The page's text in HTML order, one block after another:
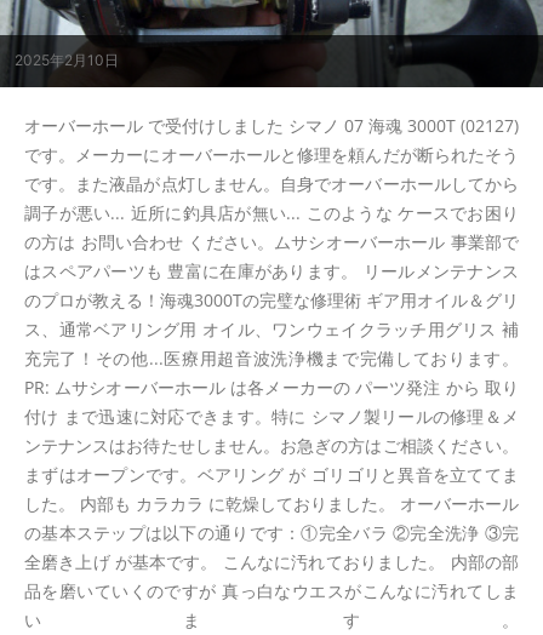
2025年2月10日
オーバーホール で受付けしました シマノ 07 海魂 3000T (02127)
です。メーカーにオーバーホールと修理を頼んだが断られたそう
です。また液晶が点灯しません。自身でオーバーホールしてから
調子が悪い... 近所に釣具店が無い... このような ケースでお困り
の方は お問い合わせ ください。ムサシオーバーホール 事業部で
はスペアパーツも 豊富に在庫があります。 リールメンテナンス
のプロが教える！海魂3000Tの完璧な修理術 ギア用オイル＆グリ
ス、通常ベアリング用 オイル、ワンウェイクラッチ用グリス 補
充完了！その他...医療用超音波洗浄機まで完備しております。
PR: ムサシオーバーホール は各メーカーの パーツ発注 から 取り
付け まで迅速に対応できます。特に シマノ製リールの修理＆メ
ンテナンスはお待たせしません。お急ぎの方はご相談ください。
まずはオープンです。ベアリング が ゴリゴリと異音を立ててま
した。 内部も カラカラ に乾燥しておりました。 オーバーホール
の基本ステップは以下の通りです：①完全バラ ②完全洗浄 ③完
全磨き上げ が基本です。 こんなに汚れておりました。 内部の部
品を磨いていくのですが 真っ白なウエスがこんなに汚れてしま
います。